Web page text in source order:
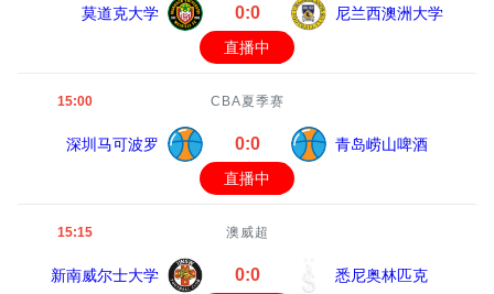
莫道克大学 0:0
尼兰西澳洲大学
直播中
15:00 CBA夏季赛
深圳马可波罗 0:0
青岛崂山啤酒
直播中
15:15 澳威超
新南威尔士大学 0:0
悉尼奥林匹克